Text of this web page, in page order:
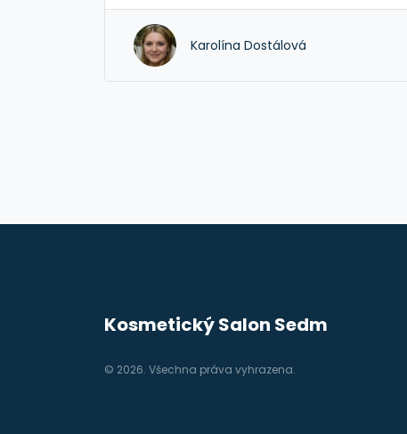
Karolína Dostálová
Kosmetický Salon Sedm
© 2026. Všechna práva vyhrazena.